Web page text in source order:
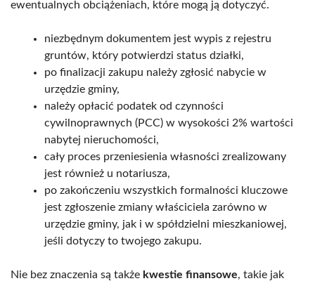
ewentualnych obciążeniach, które mogą ją dotyczyć.
niezbędnym dokumentem jest wypis z rejestru
gruntów, który potwierdzi status działki,
po finalizacji zakupu należy zgłosić nabycie w
urzędzie gminy,
należy opłacić podatek od czynności
cywilnoprawnych (PCC) w wysokości 2% wartości
nabytej nieruchomości,
cały proces przeniesienia własności zrealizowany
jest również u notariusza,
po zakończeniu wszystkich formalności kluczowe
jest zgłoszenie zmiany właściciela zarówno w
urzędzie gminy, jak i w spółdzielni mieszkaniowej,
jeśli dotyczy to twojego zakupu.
Nie bez znaczenia są także kwestie finansowe, takie jak